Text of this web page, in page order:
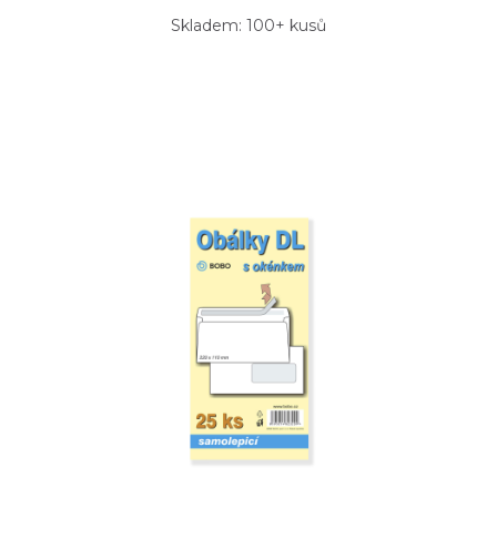
Skladem: 100+ kusů